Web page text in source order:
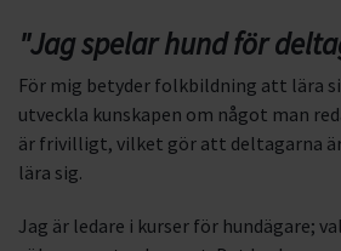
"Jag spelar hund för
För mig betyder folkbildning att lära
utveckla kunskapen om något man
är frivilligt, vilket gör att deltagarna
lära sig.
Jag är ledare i kurser för hundägare;